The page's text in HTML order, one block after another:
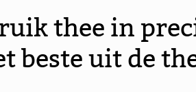
thee in
beste uit de